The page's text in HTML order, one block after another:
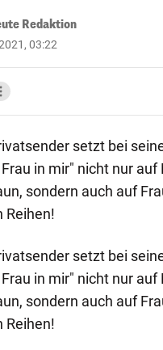
Redaktion
03:22
setzt bei
in mir" nicht nur auf
sondern auch auf
Reihen!
setzt bei
in mir" nicht nur auf
sondern auch auf
Reihen!